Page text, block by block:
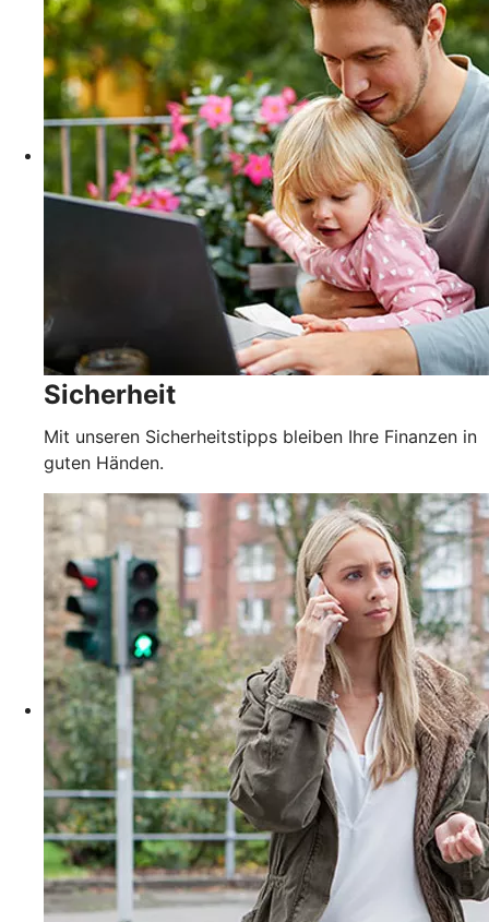
Sicherheit
Mit unseren Sicherheitstipps bleiben Ihre Finanzen in
guten Händen.